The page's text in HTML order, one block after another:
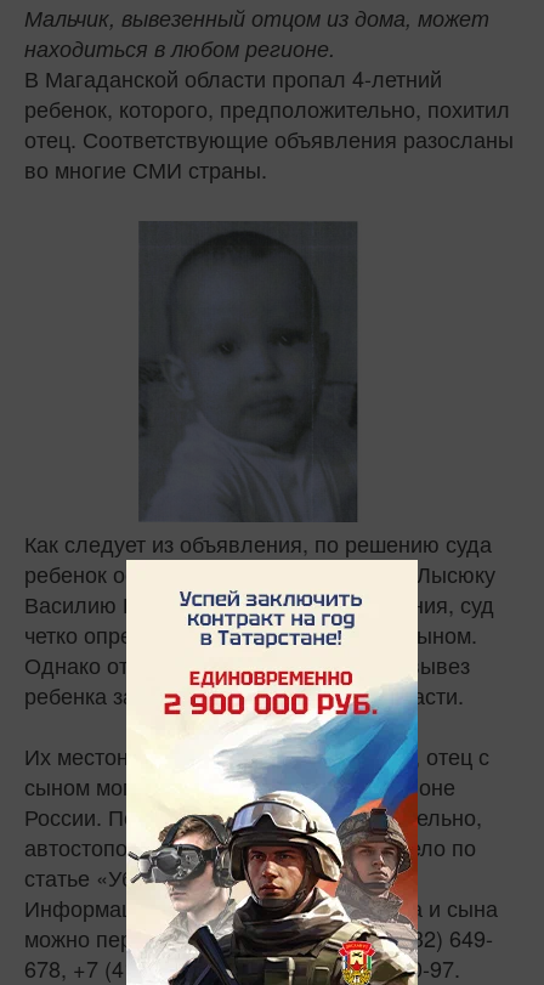
Мальчик, вывезенный отцом из дома, может
находиться в любом регионе.
В Магаданской области пропал 4-летний
ребенок, которого, предположительно, похитил
отец. Соответствующие объявления разосланы
во многие СМИ страны.
Как следует из объявления, по решению суда
ребенок остался с матерью. Его отцу, Лысюку
Василию Павловичу 1972 года рождения, суд
четко определил порядок общения с сыном.
Однако отец это решение нарушил и вывез
ребенка за пределы Магаданской области.
Их местонахождение пока неизвестно, отец с
сыном могут находиться в любом регионе
России. Передвигаются, предположительно,
автостопом. Возбуждено уголовное дело по
статье «Убийство».
Информацию о местонахождении отца и сына
можно передать по телефонам +7 (4132) 649-
678, +7 (4132) 654-170, +7 (914) 851-60-97.